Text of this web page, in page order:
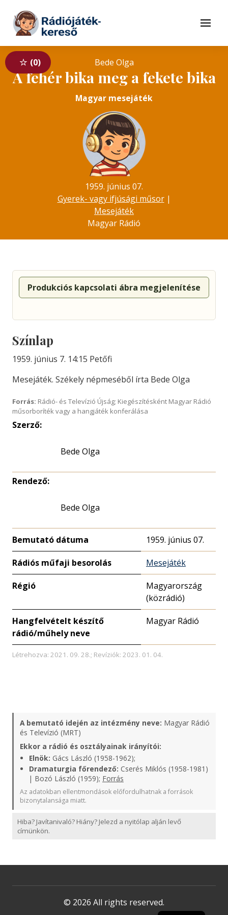
Tovább a tartalomhoz
Menü
0 Bede Olga
A fehér bika meg a fekete bika
Magyar mesejáték
1959. június 07.
Gyerek- vagy ifjúsági műsor|
Mesejáték
Magyar Rádió
Produkciós kapcsolati ábra megjelenítése
Színlap
1959. június 7. 14:15 Petőfi
Mesejáték. Székely népmeséből írta Bede Olga
Forrás: Rádió- és Televízió Újság; Kiegészítésként Magyar Rádió
műsorboríték vagy a hangjáték konferálása
Szerző:
Bede Olga
Rendező:
Bede Olga
Bemutató dátuma 1959. június 07.
Rádiós műfaji besorolás Mesejáték
Régió
Magyarország
(közrádió)
Hangfelvételt készítő
rádió/műhely neve
Magyar Rádió
Létrehozva: 2021. 09. 28.; Revíziók: 2023. 01. 04.
A bemutató idején az intézmény neve: Magyar Rádió
és Televízió (MRT)
Ekkor a rádió és osztályainak irányítói:
Elnök: Gács László (1958-1962);
Dramaturgia főrendező: Cserés Miklós (1958-1981)
| Bozó László (1959); Forrás
Az adatokban ellentmondások előfordulhatnak a források
bizonytalansága miatt.
Hiba? Javítanivaló? Hiány? Jelezd a nyitólap alján levő
címünkön.
© 2026 All rights reserved.